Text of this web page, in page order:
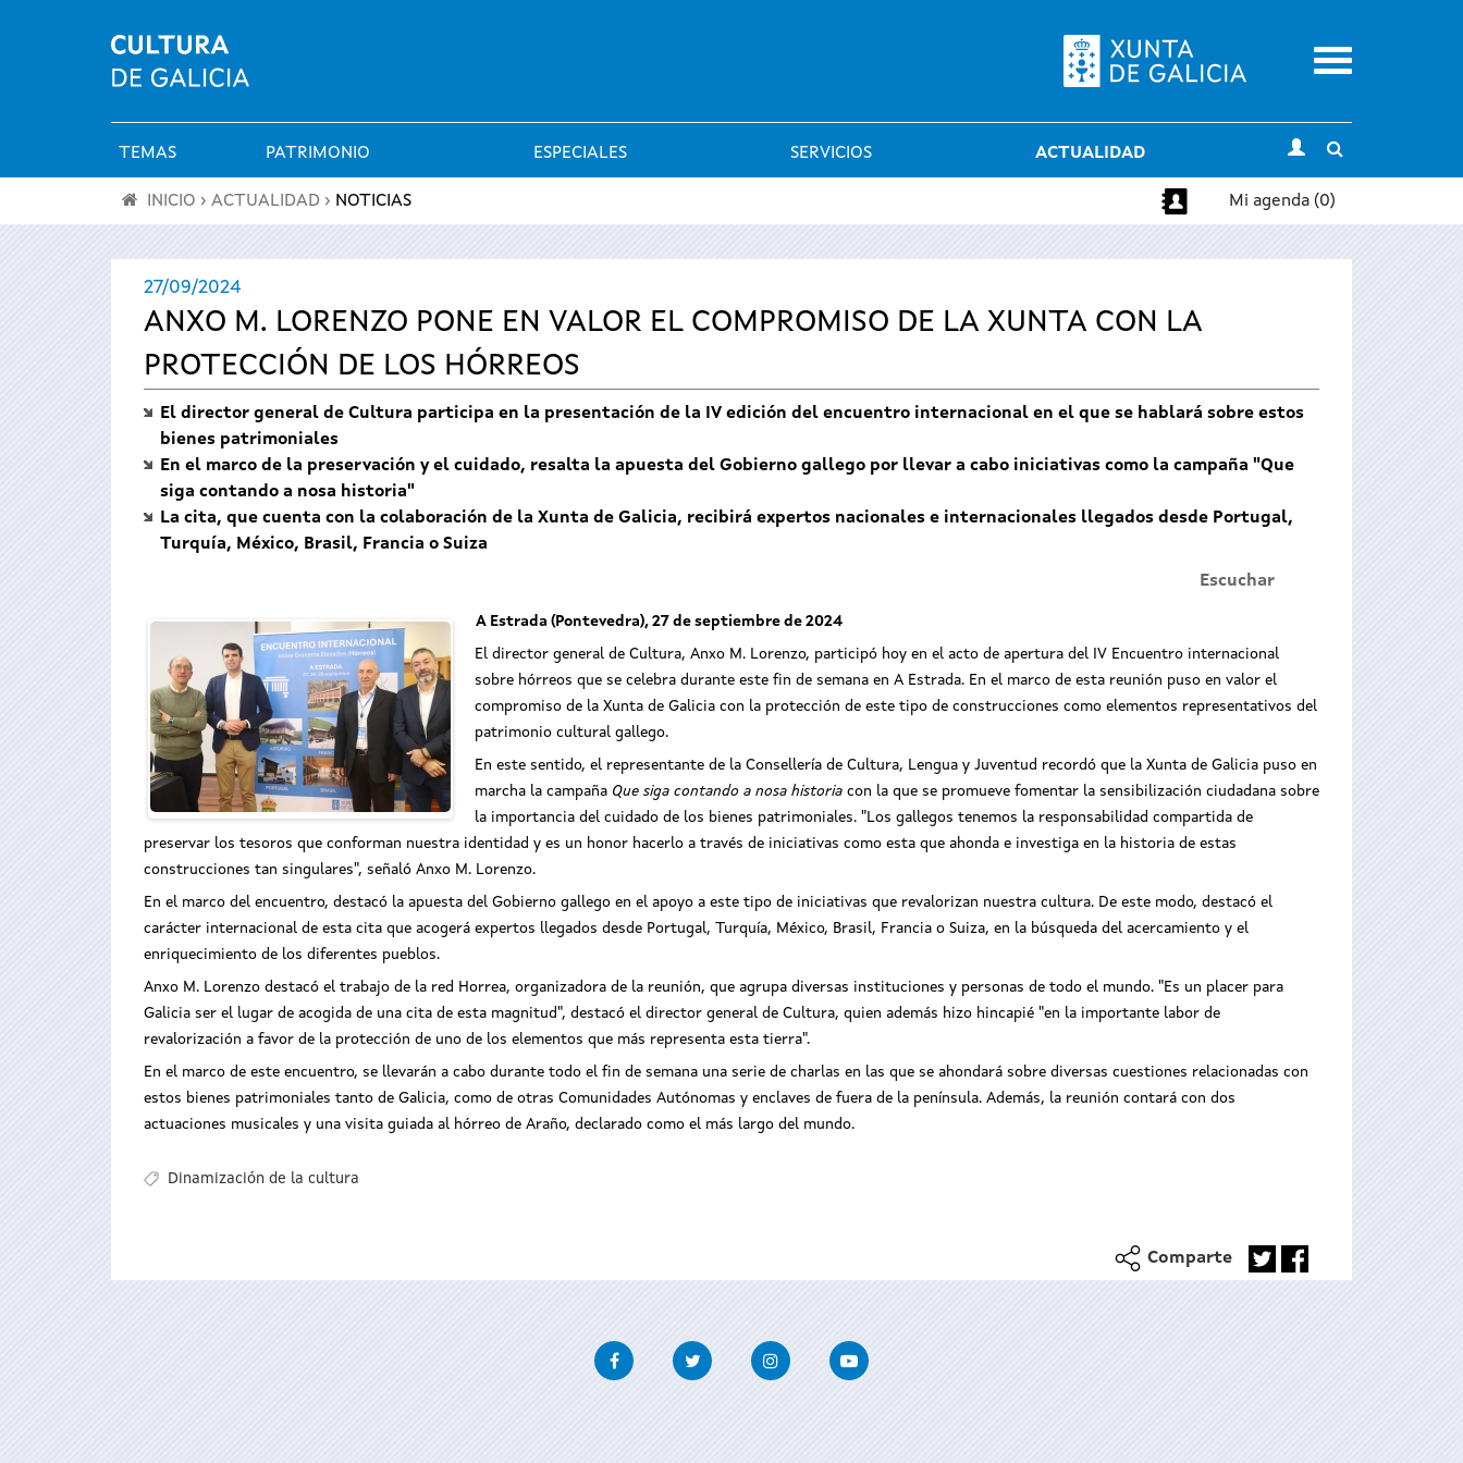
Menu
Menú
principal
TEMAS PATRIMONIO ESPECIALES SERVICIOS ACTUALIDAD
search
encuentra
aquí
INICIO › ACTUALIDAD › NOTICIAS Mi agenda (0)
27/09/2024
ANXO M. LORENZO PONE EN VALOR EL COMPROMISO DE LA XUNTA CON LA
PROTECCIÓN DE LOS HÓRREOS
El director general de Cultura participa en la presentación de la IV edición del encuentro internacional en el que se hablará sobre estos
bienes patrimoniales
En el marco de la preservación y el cuidado, resalta la apuesta del Gobierno gallego por llevar a cabo iniciativas como la campaña "Que
siga contando a nosa historia"
La cita, que cuenta con la colaboración de la Xunta de Galicia, recibirá expertos nacionales e internacionales llegados desde Portugal,
Turquía, México, Brasil, Francia o Suiza
Escuchar
A Estrada (Pontevedra), 27 de septiembre de 2024
El director general de Cultura, Anxo M. Lorenzo, participó hoy en el acto de apertura del IV Encuentro internacional
sobre hórreos que se celebra durante este fin de semana en A Estrada. En el marco de esta reunión puso en valor el
compromiso de la Xunta de Galicia con la protección de este tipo de construcciones como elementos representativos del
patrimonio cultural gallego.
En este sentido, el representante de la Consellería de Cultura, Lengua y Juventud recordó que la Xunta de Galicia puso en
marcha la campaña Que siga contando a nosa historia con la que se promueve fomentar la sensibilización ciudadana sobre
la importancia del cuidado de los bienes patrimoniales. "Los gallegos tenemos la responsabilidad compartida de
preservar los tesoros que conforman nuestra identidad y es un honor hacerlo a través de iniciativas como esta que ahonda e investiga en la historia de estas
construcciones tan singulares", señaló Anxo M. Lorenzo.
En el marco del encuentro, destacó la apuesta del Gobierno gallego en el apoyo a este tipo de iniciativas que revalorizan nuestra cultura. De este modo, destacó el
carácter internacional de esta cita que acogerá expertos llegados desde Portugal, Turquía, México, Brasil, Francia o Suiza, en la búsqueda del acercamiento y el
enriquecimiento de los diferentes pueblos.
Anxo M. Lorenzo destacó el trabajo de la red Horrea, organizadora de la reunión, que agrupa diversas instituciones y personas de todo el mundo. "Es un placer para
Galicia ser el lugar de acogida de una cita de esta magnitud", destacó el director general de Cultura, quien además hizo hincapié "en la importante labor de
revalorización a favor de la protección de uno de los elementos que más representa esta tierra".
En el marco de este encuentro, se llevarán a cabo durante todo el fin de semana una serie de charlas en las que se ahondará sobre diversas cuestiones relacionadas con
estos bienes patrimoniales tanto de Galicia, como de otras Comunidades Autónomas y enclaves de fuera de la península. Además, la reunión contará con dos
actuaciones musicales y una visita guiada al hórreo de Araño, declarado como el más largo del mundo.
Dinamización de la cultura
Comparte
FacebookTwitter InstagramYoutube